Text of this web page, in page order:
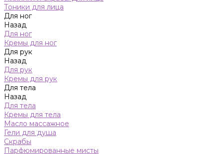
Тоники для лица
Для ног
Назад
Для ног
Кремы для ног
Для рук
Назад
Для рук
Кремы для рук
Для тела
Назад
Для тела
Кремы для тела
Масло массажное
Гели для душа
Скрабы
Парфюмированные мисты